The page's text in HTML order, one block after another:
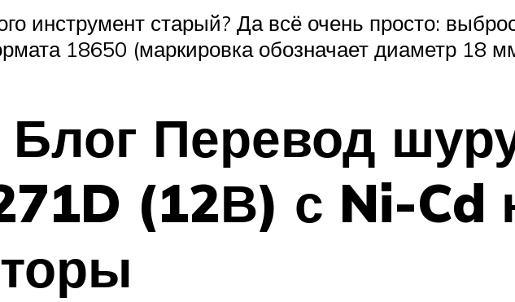
инструмент старый? Да всё очень просто:
18650 (маркировка обозначает диаметр 18
Блог Перевод
(12В) с Ni-Cd